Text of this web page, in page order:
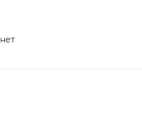
нет